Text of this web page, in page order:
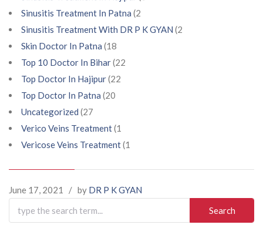
Sinusitis Treatment In Patna (2
Sinusitis Treatment With DR P K GYAN (2
Skin Doctor In Patna (18
Top 10 Doctor In Bihar(22
Top Doctor In Hajipur(22
Top Doctor In Patna (20
Uncategorized (27
Verico Veins Treatment(1
Vericose Veins Treatment(1
June 17, 2021 / by DR P K GYAN
Search
for: